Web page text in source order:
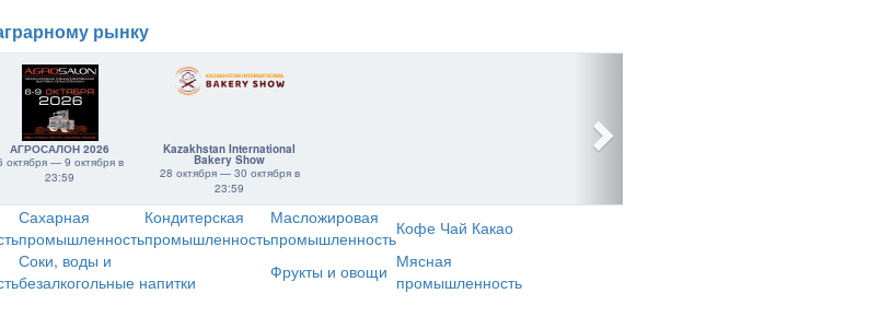
рынку
АГРОСАЛОН 2026
октября — 9 октября в
23:59
Kazakhstan International
Bakery Show
28 октября — 30 октября в
23:59
Сахарная
промышленность
Кондитерская
промышленность
Масложировая
промышленностьКофе Чай Какао
Соки, воды и
безалкогольные напитки
Фрукты и овощи Мясная
промышленность